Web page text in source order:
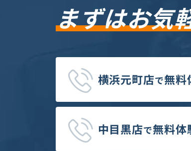
まずはお気
横浜元町店で無料
中目黒店で無料体